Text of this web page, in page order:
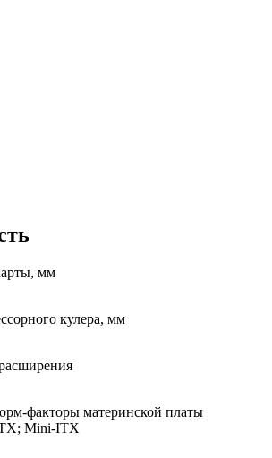
мм
кулера, мм
факторы материнской платы
Mini-ITX